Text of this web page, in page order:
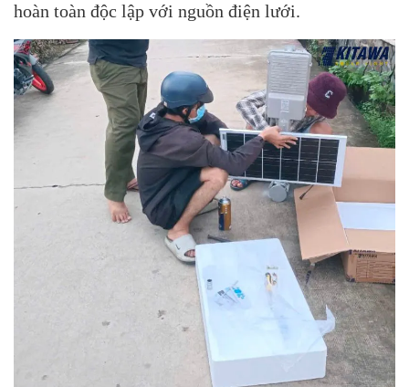
hoàn toàn độc lập với nguồn điện lưới.